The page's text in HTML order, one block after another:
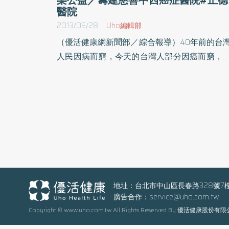
醫院
2013/05/28 Uho編輯部
（優活健康網新聞部／綜合報導）40年前的台
人民因病而窮，今天的台灣人部分因癌而窮，正
斷上漲，薪水不增，貧富差距加大，創辦人常
法師曾看過一則新聞，窮困少女為了籌措父親
症龐大醫藥費，竟賣身籌款救父，向應召站借錢
支付醫藥費，被應召站推入火坑賣淫還錢，每
地址：台北市中山區長春路328號7
廣告合作： service@uho.com.tw
Copyright © www.uho.com.tw All Rights Reserved By 優活健康股份有限